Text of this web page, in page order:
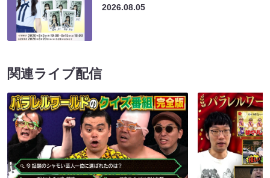
2026.08.05
関連ライブ配信